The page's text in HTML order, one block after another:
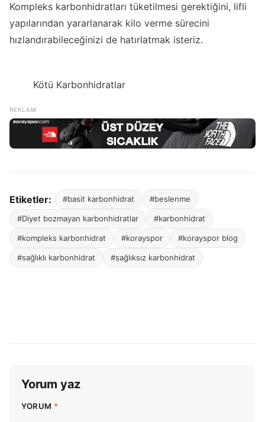
Kompleks karbonhidratları tüketilmesi gerektiğini, lifli
yapılarından yararlanarak kilo verme sürecini
hızlandırabileceğinizi de hatırlatmak isteriz.
Kötü Karbonhidratlar
Etiketler: #basit karbonhidrat #beslenme
#Diyet bozmayan karbonhidratlar #karbonhidrat
#kompleks karbonhidrat #korayspor #korayspor blog
#sağlıklı karbonhidrat #sağlıksız karbonhidrat
Yorum yaz
YORUM *